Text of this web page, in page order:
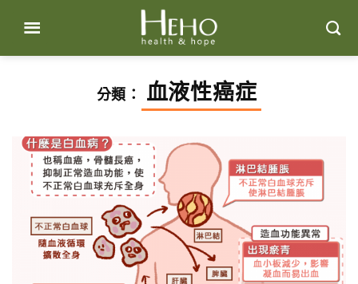
content
分類： 血液性癌症